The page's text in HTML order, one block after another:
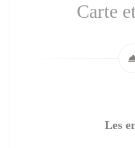
Carte
Les